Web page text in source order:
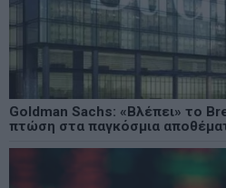
Goldman Sachs: «Βλέπει» το
πτώση στα παγκόσμια